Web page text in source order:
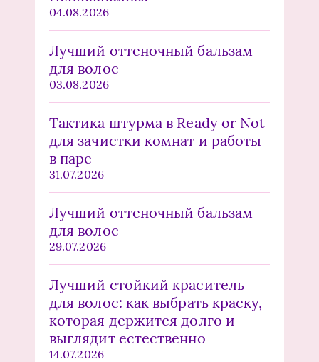
04.08.2026
Лучший оттеночный бальзам
для волос
03.08.2026
Тактика штурма в Ready or Not
для зачистки комнат и работы
в паре
31.07.2026
Лучший оттеночный бальзам
для волос
29.07.2026
Лучший стойкий краситель
для волос: как выбрать краску,
которая держится долго и
выглядит естественно
14.07.2026